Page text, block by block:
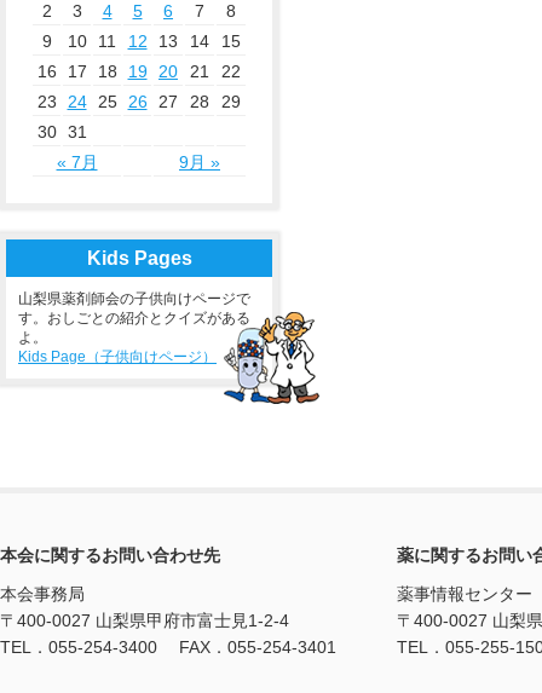
2
3 4 5 6 7
8
9
10 11 12 13 14
15
16
17 18 19 20 21
22
23
24 25 26 27 28
29
30 31
« 7月
9月 »
Kids Pages
山梨県薬剤師会の子供向けページで
す。おしごとの紹介とクイズがある
よ。
Kids Page（子供向けページ）
本会に関するお問い合わせ先
本会事務局
〒400-0027 山梨県甲府市富士見1-2-4
TEL．055-254-3400 FAX．055-254-3401
薬に関するお問い
薬事情報センター
〒400-0027 山梨
TEL．055-255-